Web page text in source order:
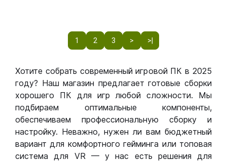
1 2 3 > >|
Хотите собрать современный игровой ПК в 2025
году? Наш магазин предлагает готовые сборки
хорошего ПК для игр любой сложности. Мы
подбираем оптимальные компоненты,
обеспечиваем профессиональную сборку и
настройку. Неважно, нужен ли вам бюджетный
вариант для комфортного гейминга или топовая
система для VR — у нас есть решения для